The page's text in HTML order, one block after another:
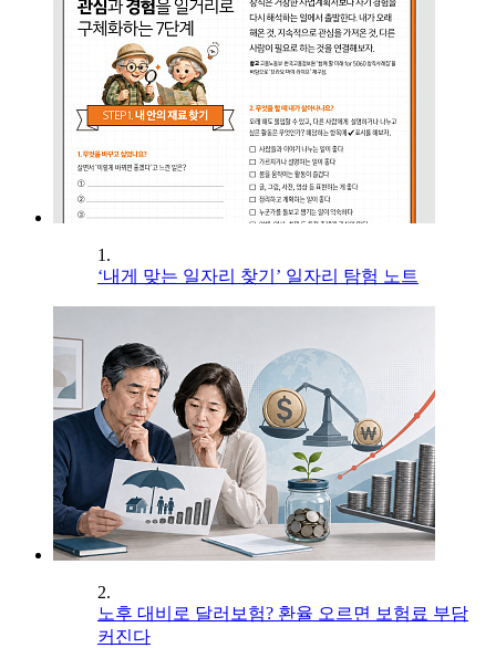
1.
‘내게 맞는 일자리 찾기’ 일자리 탐험 노트
2.
노후 대비로 달러보험? 환율 오르면 보험료 부담
커진다